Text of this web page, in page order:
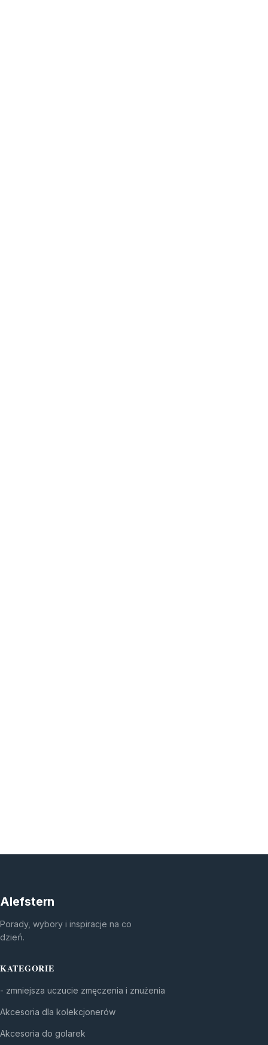
Alefstern
Porady, wybory i inspiracje na co
dzień.
KATEGORIE
- zmniejsza uczucie zmęczenia i znużenia
Akcesoria dla kolekcjonerów
Akcesoria do golarek